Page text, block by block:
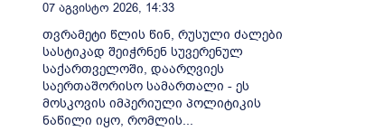
07 Აგვისტო 2026, 14:33
თვრამეტი წლის წინ, რუსული ძალები
სასტიკად შეიჭრნენ სუვერენულ
საქართველოში, დაარღვიეს
საერთაშორისო სამართალი - ეს
მოსკოვის იმპერიული პოლიტიკის
ნაწილი იყო, რომლის...